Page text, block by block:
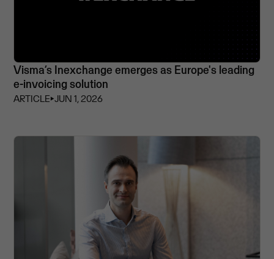
Visma’s Inexchange emerges as Europe's leading
e-invoicing solution
ARTICLE⏵JUN 1, 2026